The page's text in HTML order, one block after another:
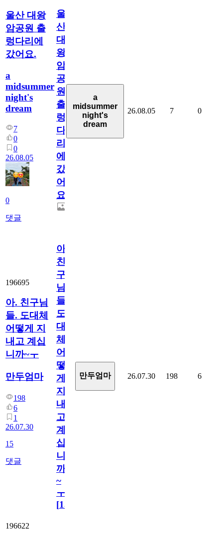
울산 대왕
암공원 출
렁다리에
갔어요.
a
midsummer
night's
dream
7
0
0
26.08.05
0
댓글
울
산
대
왕
암
공
원
출
렁
다
리
에
갔
어
요.
a
midsummer
night's
dream
26.08.05 7 0
196695
아. 친구님
들. 도대체
어떻게 지
내고 계십
니까~ㅜ
만두엄마
198
6
1
26.07.30
15
댓글
아.
친
구
님
들.
도
대
체
어
떻
게
지
내
고
계
십
니
까
~
ㅜ
[15
만두엄마 26.07.30 198 6
196622